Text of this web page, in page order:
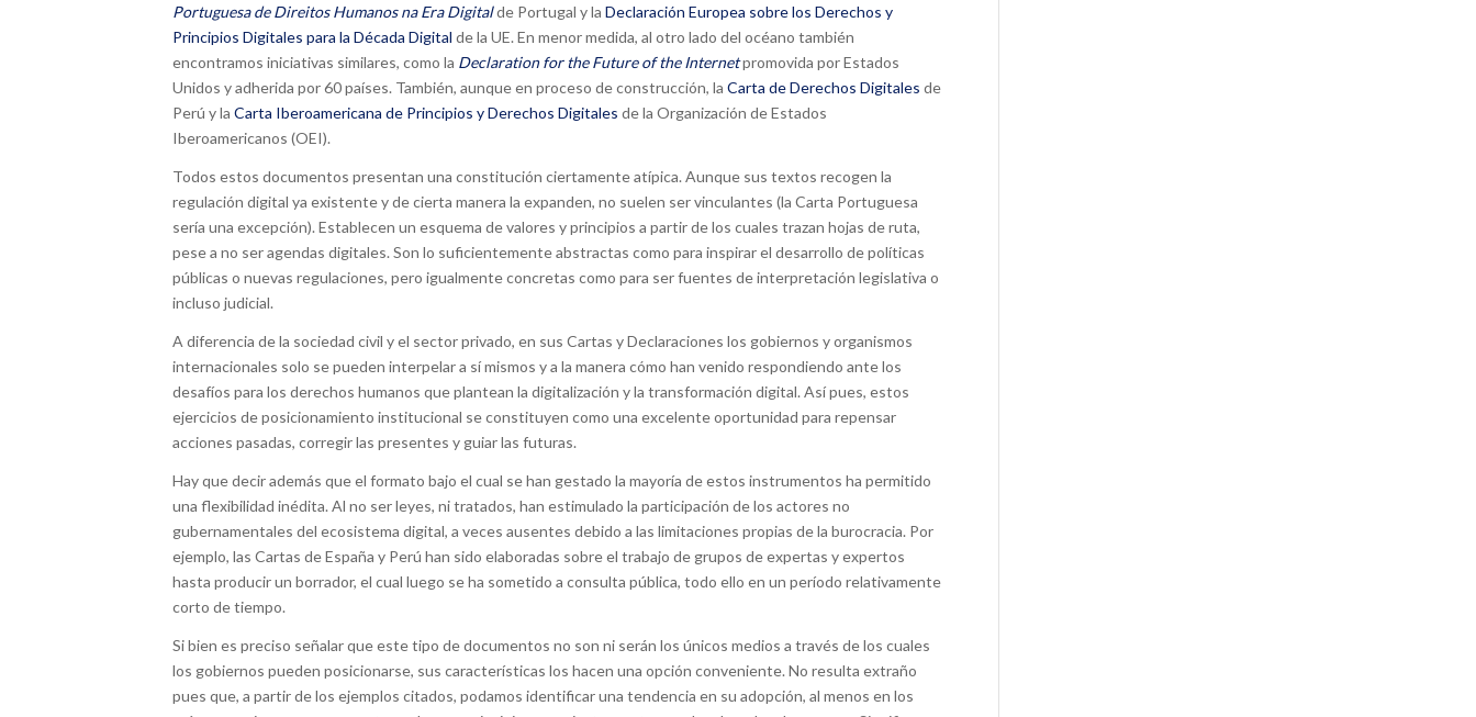
Portuguesa de Direitos Humanos na Era Digitalde Portugal y la Declaración Europea sobre los Derechos y
Principios Digitales para la Década Digital de la UE. En menor medida, al otro lado del océano también
encontramos iniciativas similares, como la Declaration for the Future of the Internetpromovida por Estados
Unidos y adherida por 60 países. También, aunque en proceso de construcción, la Carta de Derechos Digitales de
Perú y la Carta Iberoamericana de Principios y Derechos Digitales de la Organización de Estados
Iberoamericanos (OEI).
Todos estos documentos presentan una constitución ciertamente atípica. Aunque sus textos recogen la
regulación digital ya existente y de cierta manera la expanden, no suelen ser vinculantes (la Carta Portuguesa
sería una excepción). Establecen un esquema de valores y principios a partir de los cuales trazan hojas de ruta,
pese a no ser agendas digitales. Son lo suficientemente abstractas como para inspirar el desarrollo de políticas
públicas o nuevas regulaciones, pero igualmente concretas como para ser fuentes de interpretación legislativa o
incluso judicial.
A diferencia de la sociedad civil y el sector privado, en sus Cartas y Declaraciones los gobiernos y organismos
internacionales solo se pueden interpelar a sí mismos y a la manera cómo han venido respondiendo ante los
desafíos para los derechos humanos que plantean la digitalización y la transformación digital. Así pues, estos
ejercicios de posicionamiento institucional se constituyen como una excelente oportunidad para repensar
acciones pasadas, corregir las presentes y guiar las futuras.
Hay que decir además que el formato bajo el cual se han gestado la mayoría de estos instrumentos ha permitido
una flexibilidad inédita. Al no ser leyes, ni tratados, han estimulado la participación de los actores no
gubernamentales del ecosistema digital, a veces ausentes debido a las limitaciones propias de la burocracia. Por
ejemplo, las Cartas de España y Perú han sido elaboradas sobre el trabajo de grupos de expertas y expertos
hasta producir un borrador, el cual luego se ha sometido a consulta pública, todo ello en un período relativamente
corto de tiempo.
Si bien es preciso señalar que este tipo de documentos no son ni serán los únicos medios a través de los cuales
los gobiernos pueden posicionarse, sus características los hacen una opción conveniente. No resulta extraño
pues que, a partir de los ejemplos citados, podamos identificar una tendencia en su adopción, al menos en los